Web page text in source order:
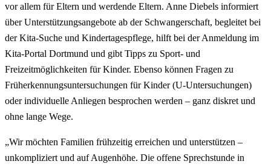
vor allem für Eltern und werdende Eltern. Anne Diebels informiert
über Unterstützungsangebote ab der Schwangerschaft, begleitet bei
der Kita-Suche und Kindertagespflege, hilft bei der Anmeldung im
Kita-Portal Dortmund und gibt Tipps zu Sport- und
Freizeitmöglichkeiten für Kinder. Ebenso können Fragen zu
Früherkennungsuntersuchungen für Kinder (U-Untersuchungen)
oder individuelle Anliegen besprochen werden – ganz diskret und
ohne lange Wege.
„Wir möchten Familien frühzeitig erreichen und unterstützen –
unkompliziert und auf Augenhöhe. Die offene Sprechstunde in